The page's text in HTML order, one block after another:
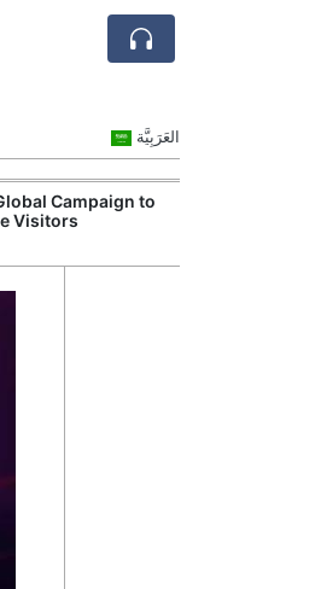
العَرَبِيَّة
Campaign to
Visitors